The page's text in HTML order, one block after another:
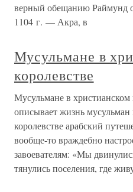
верный обещанию Раймунд
1104 г. — Акра, в
Мусульмане в
королевстве
Мусульмане в христианском
описывает жизнь
королевстве арабский
вообще-то враждебно
завоевателям: «Мы
тянулись поселения, где